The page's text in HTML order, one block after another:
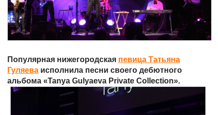
Популярная нижегородская певица Татьяна
Гуляева исполнила песни своего дебютного
альбома «Tanya Gulyaeva Private Collection».